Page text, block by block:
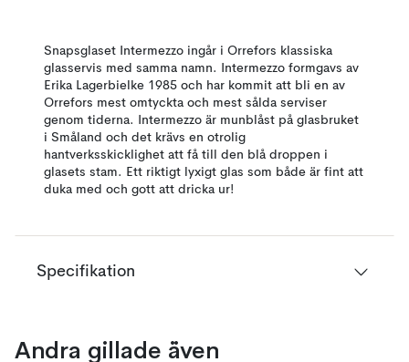
Snapsglaset Intermezzo ingår i Orrefors klassiska
glasservis med samma namn. Intermezzo formgavs av
Erika Lagerbielke 1985 och har kommit att bli en av
Orrefors mest omtyckta och mest sålda serviser
genom tiderna. Intermezzo är munblåst på glasbruket
i Småland och det krävs en otrolig
hantverksskicklighet att få till den blå droppen i
glasets stam. Ett riktigt lyxigt glas som både är fint att
duka med och gott att dricka ur!
Specifikation
Andra gillade även